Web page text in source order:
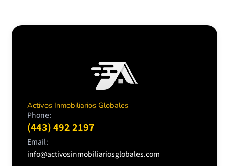
Activos Inmobiliarios Globales
Phone:
(443) 492 2197
Email:
info@activosinmobiliariosglobales.com